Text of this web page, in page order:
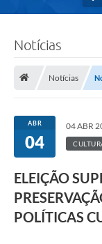
Notícias
Notícias
ABR
04
04 ABR
ELEIÇÃO
POLÍTICAS